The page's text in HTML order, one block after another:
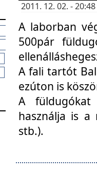
2011. 12. 02. -
A laborban
500pár
A fali tartót
ezúton is
A füldugókat
használja is a
stb.).